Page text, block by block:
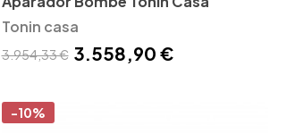
Tonin casa
3.954,33 € 3.558,90 €
-10%